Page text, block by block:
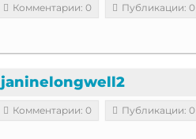
Комментарии: 0 Публикации: 0
janinelongwell2
Комментарии: 0 Публикации: 0